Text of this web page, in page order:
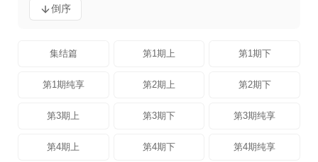
倒序
集结篇 第1期上 第1期下
第1期纯享 第2期上 第2期下
第3期上 第3期下 第3期纯享
第4期上 第4期下 第4期纯享